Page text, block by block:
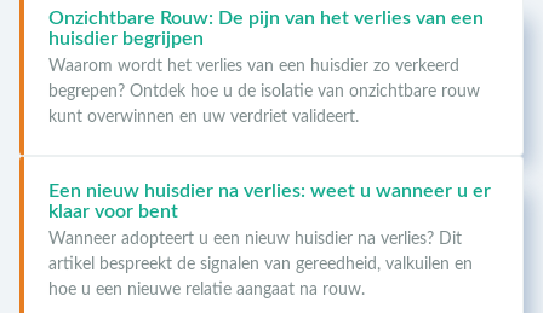
Onzichtbare Rouw: De pijn van het verlies van een
huisdier begrijpen
Waarom wordt het verlies van een huisdier zo verkeerd
begrepen? Ontdek hoe u de isolatie van onzichtbare rouw
kunt overwinnen en uw verdriet valideert.
Een nieuw huisdier na verlies: weet u wanneer u er
klaar voor bent
Wanneer adopteert u een nieuw huisdier na verlies? Dit
artikel bespreekt de signalen van gereedheid, valkuilen en
hoe u een nieuwe relatie aangaat na rouw.